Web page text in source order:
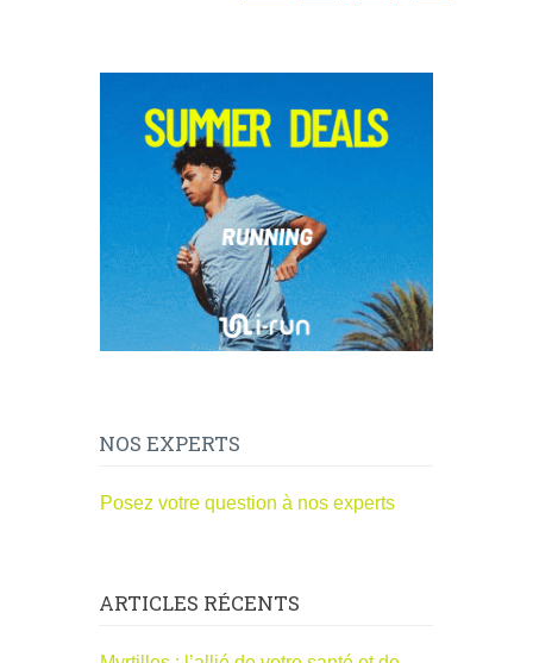
NOS EXPERTS
Posez votre question à nos experts
ARTICLES RÉCENTS